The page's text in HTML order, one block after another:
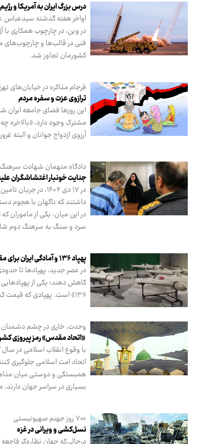
درس بزرگ ایران به آمریکا و
اواخر هفته گذشته سیدعباس
در وین، در چارچوب همکاری با
فنی در قالب‌ها و
کشورمان تجاوز شد.
فرجام مذاکره در خیابان‌های
ترازوی عزت و سفره مردم
این روزها فضای جامعه
مشترک وجود دارد:
آرزوی ازدواج جوانان و البته
دادگاه متهمان شهادت
جنایت خونبار اغتشاشگران
در ۱۷ دی ۱۴۰۴،
داشتند که ناگهان با هجوم
در این میان، یکی از ماموران
سرد و سنگ به سرهنگ دوم
پهپاد ۱۳۶ و آمادگی ایران برای مقابله با هر تهدیدی
در عصر جدید، پهپادها تا
۱۳۶» است. پهپادی که قیمت کم و اثربخشی آن، توجهات را به خود معطوف کرده است.
وحدت، خاری در چشم دشمنان
«اتحاد مقدس» رمز پیروزی
اتحاد امت اسلامی جلوگیری
همبستگی و دوستی میان
بسیاری در سراسر جهان
۷۰۰ روز جهنم صهیونیستی
نسل‌کشی و ویرانی در غزه